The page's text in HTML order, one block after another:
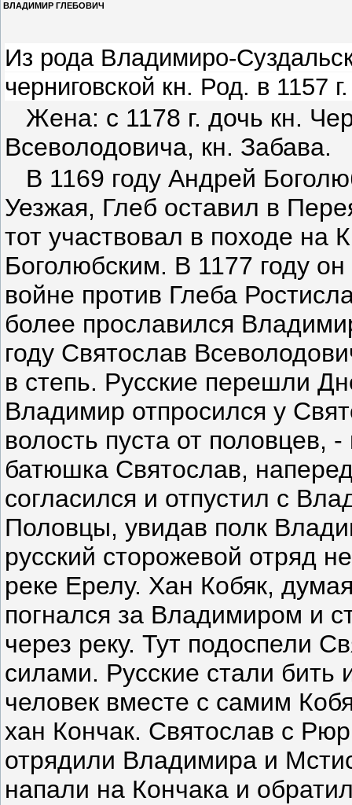
ВЛАДИМИР ГЛЕБОВИЧ
Из рода Владимиро-
черниговской кн. Род. в 1157
Жена: с 1178 г. дочь кн.
Всеволодовича, кн. Забава.
В 1169 году Андрей
Уезжая, Глеб оставил в
тот участвовал в походе на
Боголюбским. В 1177 году
войне против Глеба
более прославился
году Святослав
в степь. Русские перешли
Владимир отпросился у
волость пуста от половцев,
батюшка Святослав,
согласился и отпустил с
Половцы, увидав полк
русский сторожевой отряд
реке Ерелу. Хан Кобяк,
погнался за Владимиром и
через реку. Тут подоспели
силами. Русские стали бить
человек вместе с самим
хан Кончак. Святослав с
отрядили Владимира и
напали на Кончака и